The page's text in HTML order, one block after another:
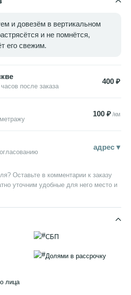
и довезём в вертикальном
и не помнётся,
его свежим.
после заказа
400 ₽
100 ₽ /км
адрес ▾
Оставьте в комментарии к заказу
уточним удобные для него место и
СБП
Долями в рассрочку
лица